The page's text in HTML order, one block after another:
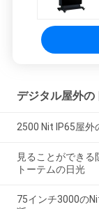
デジタル屋外の
2500 Nit IP65屋
見ることができ
トーテムの日光
75インチ3000の